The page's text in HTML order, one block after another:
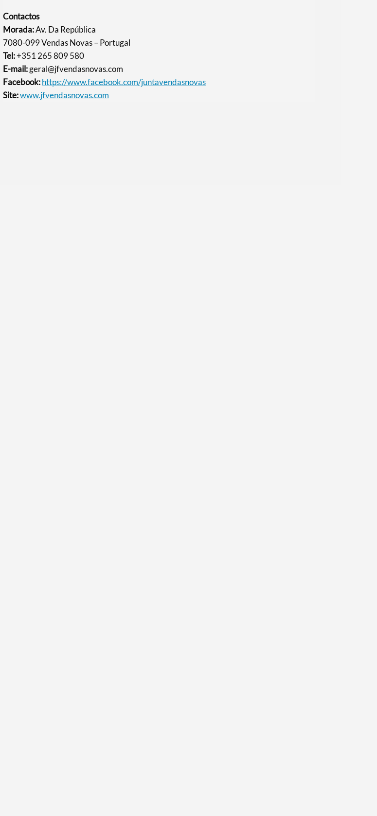
Contactos
Morada:Av. Da República
7080-099 Vendas Novas – Portugal
Tel:+351 265 809 580
E-mail:geral@jfvendasnovas.com
Facebook:https://www.facebook.com/juntavendasnovas
Site:www.jfvendasnovas.com